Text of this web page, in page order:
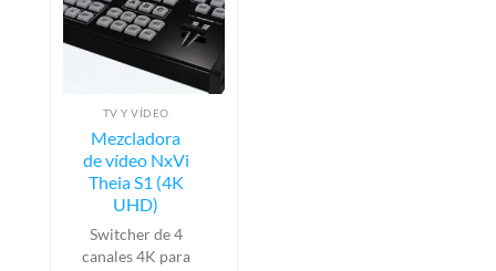
TV Y VÍDEO
Mezcladora
de vídeo NxVi
Theia S1 (4K
UHD)
Switcher de 4
canales 4K para